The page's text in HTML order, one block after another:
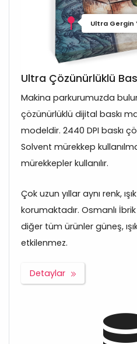
Ultra Gergin
Ultra Çözünürlüklü
Makina parkurumuzda
çözünürlüklü dijital baskı
modeldir. 2440 DPI baskı
Solvent mürekkep
mürekkepler kullanılır.
Çok uzun yıllar aynı renk,
korumaktadır. Osmanlı
diğer tüm ürünler güneş,
etkilenmez.
Detaylar